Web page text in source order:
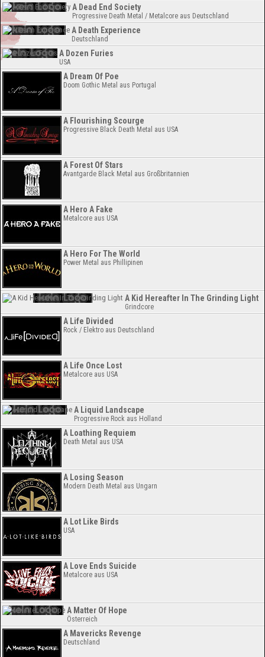
A Dead End Society
Progressive Death Metal / Metalcore aus Deutschland
A Death Experience
Deutschland
A Dozen Furies
USA
A Dream Of Poe
Doom Gothic Metal aus Portugal
A Flourishing Scourge
Progressive Black Death Metal aus USA
A Forest Of Stars
Avantgarde Black Metal aus Großbritannien
A Hero A Fake
Metalcore aus USA
A Hero For The World
Power Metal aus Phillipinen
A Kid Hereafter In The Grinding Light
Grindcore
A Life Divided
Rock / Elektro aus Deutschland
A Life Once Lost
Metalcore aus USA
A Liquid Landscape
Progressive Rock aus Holland
A Loathing Requiem
Death Metal aus USA
A Losing Season
Modern Death Metal aus Ungarn
A Lot Like Birds
USA
A Love Ends Suicide
Metalcore aus USA
A Matter Of Hope
Österreich
A Mavericks Revenge
Deutschland